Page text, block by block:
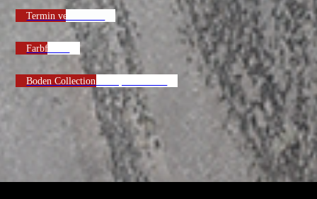
Termin vereinbaren
Farbfächer
Boden Collection & Tapetenbücher